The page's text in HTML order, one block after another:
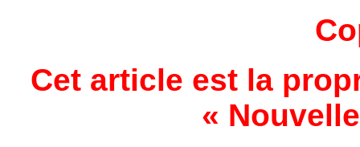
Cet article est la
«